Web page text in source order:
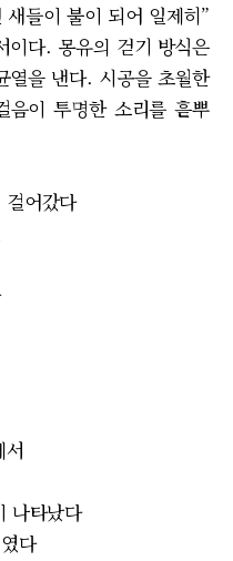
들이 불이 되어 일제히”
이다. 몽유의 걷기 방식은
열을 낸다. 시공을 초월한
음이 투명한 소리를 흩뿌
어갔다
나타났다
다